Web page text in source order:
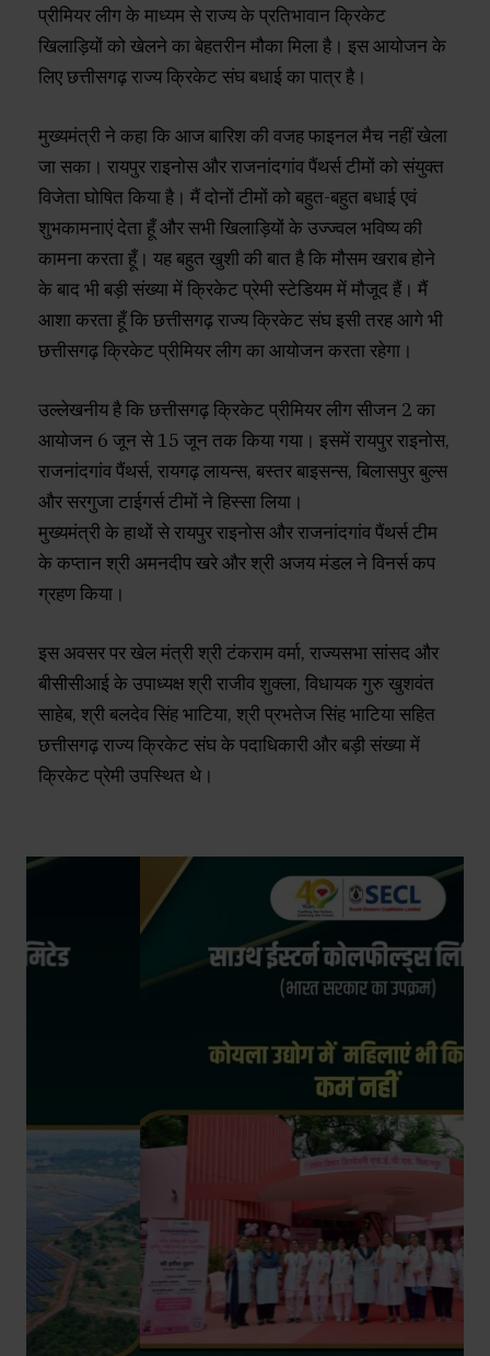
प्रीमियर लीग के माध्यम से राज्य के प्रतिभावान क्रिकेट
खिलाड़ियों को खेलने का बेहतरीन मौका मिला है। इस आयोजन के
लिए छत्तीसगढ़ राज्य क्रिकेट संघ बधाई का पात्र है।
मुख्यमंत्री ने कहा कि आज बारिश की वजह फाइनल मैच नहीं खेला
जा सका। रायपुर राइनोस और राजनांदगांव पैंथर्स टीमों को संयुक्त
विजेता घोषित किया है। मैं दोनों टीमों को बहुत-बहुत बधाई एवं
शुभकामनाएं देता हूँ और सभी खिलाड़ियों के उज्ज्वल भविष्य की
कामना करता हूँ। यह बहुत खुशी की बात है कि मौसम खराब होने
के बाद भी बड़ी संख्या में क्रिकेट प्रेमी स्टेडियम में मौजूद हैं। मैं
आशा करता हूँ कि छत्तीसगढ़ राज्य क्रिकेट संघ इसी तरह आगे भी
छत्तीसगढ़ क्रिकेट प्रीमियर लीग का आयोजन करता रहेगा।
उल्लेखनीय है कि छत्तीसगढ़ क्रिकेट प्रीमियर लीग सीजन 2 का
आयोजन 6 जून से 15 जून तक किया गया। इसमें रायपुर राइनोस,
राजनांदगांव पैंथर्स, रायगढ़ लायन्स, बस्तर बाइसन्स, बिलासपुर बुल्स
और सरगुजा टाईगर्स टीमों ने हिस्सा लिया।
मुख्यमंत्री के हाथों से रायपुर राइनोस और राजनांदगांव पैंथर्स टीम
के कप्तान श्री अमनदीप खरे और श्री अजय मंडल ने विनर्स कप
ग्रहण किया।
इस अवसर पर खेल मंत्री श्री टंकराम वर्मा, राज्यसभा सांसद और
बीसीसीआई के उपाध्यक्ष श्री राजीव शुक्ला, विधायक गुरु खुशवंत
साहेब, श्री बलदेव सिंह भाटिया, श्री प्रभतेज सिंह भाटिया सहित
छत्तीसगढ़ राज्य क्रिकेट संघ के पदाधिकारी और बड़ी संख्या में
क्रिकेट प्रेमी उपस्थित थे।